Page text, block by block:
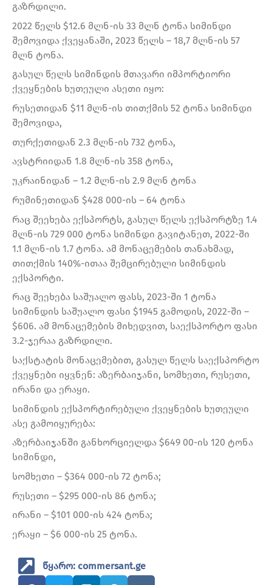
გაზრდილი.
2022 წელს $12.6 მლნ-ის 33 მლნ ტონა სიმინდი
შემოვიდა ქვეყანაში, 2023 წელს – 18,7 მლნ-ის 57
მლნ ტონა.
გასულ წელს სიმინდის მთავარი იმპორტიორი
ქვეყნების ხუთეული ასეთი იყო:
რუსეთიდან $11 მლნ-ის თითქმის 52 ტონა სიმინდი
შემოვიდა,
თურქეთიდან 2.3 მლნ-ის 732 ტონა,
ავსტრიიდან 1.8 მლნ-ის 358 ტონა,
უკრაინიდან – 1.2 მლნ-ის 2.9 მლნ ტონა
რუმინეთიდან $428 000-ის – 64 ტონა
რაც შეეხება ექსპორტს, გასულ წელს ექსპორტზე 1.4
მლნ-ის 729 000 ტონა სიმინდი გავიტანეთ, 2022-ში
1.1 მლნ-ის 1.7 ტონა. ამ მონაცემების თანახმად,
თითქმის 140%-ითაა შემცირებული სიმინდის
ექსპორტი.
რაც შეეხება საშუალო ფასს, 2023-ში 1 ტონა
სიმინდის საშუალო ფასი $1945 გამოდის, 2022-ში –
$606. ამ მონაცემების მიხედვით, საექსპორტო ფასი
3.2-ჯერაა გაზრდილი.
საქსტატის მონაცემებით, გასულ წელს საექსპორტო
ქვეყნები იყვნენ: აზერბაიჯანი, სომხეთი, რუსეთი,
ირანი და ერაყი.
სიმინდის ექსპორტირებული ქვეყნების ხუთეული
ასე გამოიყურება:
აზერბაიჯანში განხორციელდა $649 00-ის 120 ტონა
სიმინდი,
სომხეთი – $364 000-ის 72 ტონა;
რუსეთი – $295 000-ის 86 ტონა;
ირანი – $101 000-ის 424 ტონა;
ერაყი – $6 000-ის 25 ტონა.
წყარო: commersant.ge